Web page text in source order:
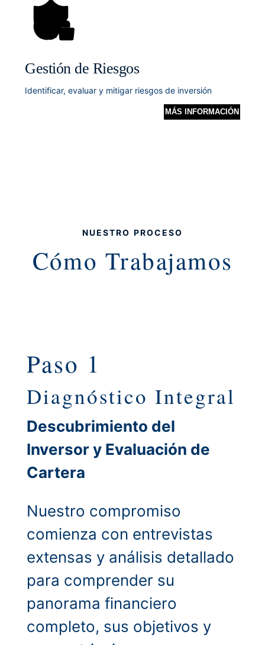
Gestión de Riesgos
Identificar, evaluar y mitigar riesgos de inversión
MÁS INFORMACIÓN
NUESTRO PROCESO
Cómo Trabajamos
Paso 1
Diagnóstico Integral
Descubrimiento del
Inversor y Evaluación de
Cartera
Nuestro compromiso
comienza con entrevistas
extensas y análisis detallado
para comprender su
panorama financiero
completo, sus objetivos y